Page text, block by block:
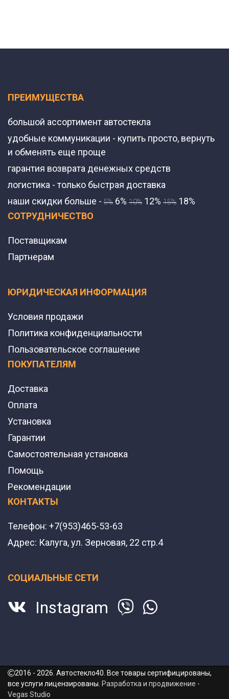
ПРЕИМУЩЕСТВА
большой ассортимент автостекла
удобные коммуникации - купить просто, вернуть
и обменять еще проще
гарантия возврата денежных средств
логистика - только быстрая доставка
наши скидки больше - 5% 6% 10% 12% 15% 18%
СОТРУДНИЧЕСТВО
Поставщикам
Партнерам
ЮРИДИЧЕСКАЯ ИНФОРМАЦИЯ
Условия продажи
Политика конфиденциальности
Пользовательское соглашение
ПОКУПАТЕЛЯМ
Доставка
Оплата
Установка
Гарантии
Самостоятельная установка
Помощь
Рекомендации
КОНТАКТЫ
Телефон: +7(953)465-53-63
Адрес: Калуга, ул. Зерновая, 22 стр.4
СОЦИАЛЬНЫЕ СЕТИ
Instagram
2016 - 2026. Автостекло40. Все товары сертифицированы,
все услуги лицензированы. Разработка и продвижение -
Vegas Studio